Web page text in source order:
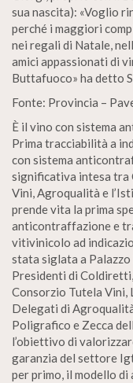
sua nascita): «Voglio
perché i maggiori
nei regali di Natale,
amici appassionati di
Buttafuoco» ha detto
Fonte: Provincia –
È il vino con sistema
Prima tracciabilità a
con sistema
significativa intesa tra
Vini, Agroqualità e
prende vita la prima
anticontraffazione e
vitivinicolo ad
stata siglata a Palazzo
Presidenti di
Consorzio Tutela Vini,
Delegati di
Poligrafico e Zecca
l’obiettivo di
garanzia del settore
per primo, il modello